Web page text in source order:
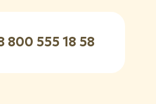
800 555 18 58